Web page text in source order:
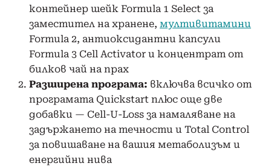
контейнер шейк Formula 1 Select за
заместител на хранене, мултивитамини
Formula 2, антиоксидантни капсули
Formula 3 Cell Activator и концентрат от
билков чай ​​на прах
Разширена програма: включва всичко от
програмата Quickstart плюс още две
добавки — Cell-U-Loss за намаляване на
задържането на течности и Total Control
за повишаване на вашия метаболизъм и
енергийни нива